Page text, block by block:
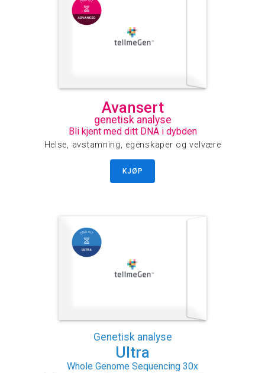
Avansert
genetisk analyse
Bli kjent med ditt DNA i dybden
Helse, avstamning, egenskaper og velvære
KJØP
Genetisk analyse
Ultra
Whole Genome Sequencing 30x